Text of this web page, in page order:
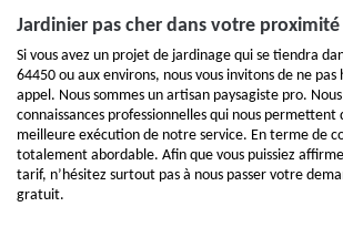
Jardinier pas cher dans votre proximité
Si vous avez un projet de jardinage qui se tiendra
64450 ou aux environs, nous vous invitons de ne
appel. Nous sommes un artisan paysagiste pro. Nous
connaissances professionnelles qui nous permettent
meilleure exécution de notre service. En terme de
totalement abordable. Afin que vous puissiez
tarif, n’hésitez surtout pas à nous passer votre
gratuit.